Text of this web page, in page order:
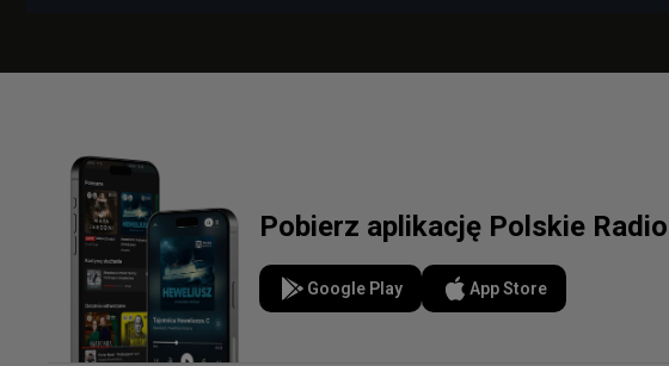
Pobierz aplikację Polskie Radio
Google Play App Store